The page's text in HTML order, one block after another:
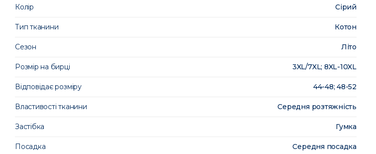
Колір Сірий
Тип тканини Котон
Сезон Літо
Розмір на бирці 3XL/7XL; 8XL-10XL
Відповідає розміру 44-48; 48-52
Властивості тканини Середня розтяжність
Застібка Гумка
Посадка Середня посадка